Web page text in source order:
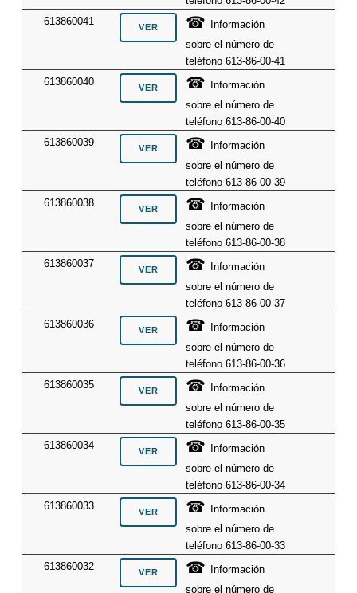
613860041
☎
Información
sobre el número de
teléfono 613-86-00-41
613860040
☎
Información
sobre el número de
teléfono 613-86-00-40
613860039
☎
Información
sobre el número de
teléfono 613-86-00-39
613860038
☎
Información
sobre el número de
teléfono 613-86-00-38
613860037
☎
Información
sobre el número de
teléfono 613-86-00-37
613860036
☎
Información
sobre el número de
teléfono 613-86-00-36
613860035
☎
Información
sobre el número de
teléfono 613-86-00-35
613860034
☎
Información
sobre el número de
teléfono 613-86-00-34
613860033
☎
Información
sobre el número de
teléfono 613-86-00-33
613860032
☎
Información
sobre el número de